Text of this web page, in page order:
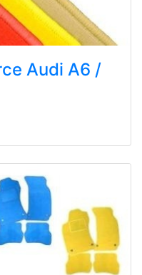
Audi A6 /